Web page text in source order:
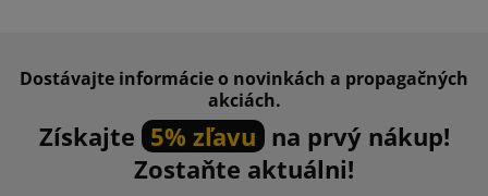
Dostávajte informácie o novinkách a propagačných
akciách.
Získajte 5% zľavu na prvý nákup!
Zostaňte aktuálni!